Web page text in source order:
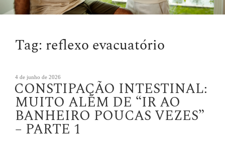
Tag: reflexo evacuatório
Publicado
em
4 de junho de 2026
CONSTIPAÇÃO INTESTINAL:
MUITO ALÉM DE “IR AO
BANHEIRO POUCAS VEZES”
– PARTE 1